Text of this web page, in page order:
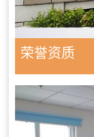
荣誉资质